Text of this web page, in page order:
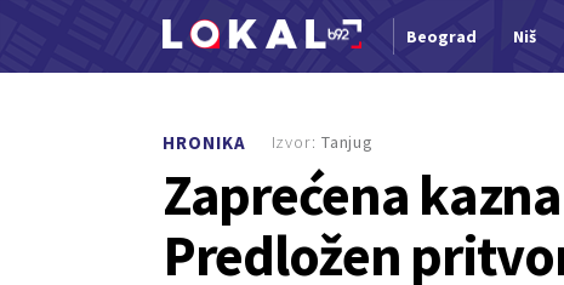
Beograd Niš
HRONIKA
Zaprećena
Predložen
Izvor: Tanjug